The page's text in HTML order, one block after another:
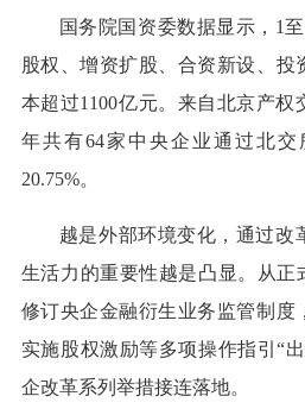
国务院国资委数据显示，1
股权、增资扩股、合资新设、投
本超过1100亿元。来自北京产
年共有64家中央企业通过北
20.75%。
越是外部环境变化，通过改
生活力的重要性越是凸显。从正
修订央企金融衍生业务监管制度
实施股权激励等多项操作指引“
企改革系列举措接连落地。